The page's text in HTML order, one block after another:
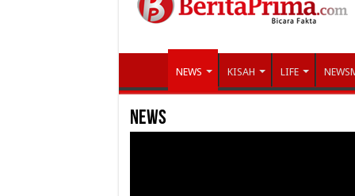
NEWS KISAH LIFE
News